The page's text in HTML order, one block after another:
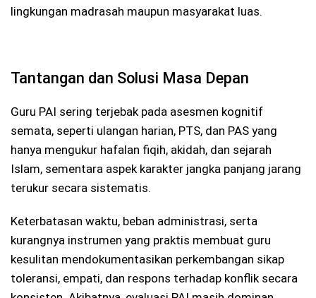
lingkungan madrasah maupun masyarakat luas.
Tantangan dan Solusi Masa Depan
Guru PAI sering terjebak pada asesmen kognitif
semata, seperti ulangan harian, PTS, dan PAS yang
hanya mengukur hafalan fiqih, akidah, dan sejarah
Islam, sementara aspek karakter jangka panjang jarang
terukur secara sistematis.
Keterbatasan waktu, beban administrasi, serta
kurangnya instrumen yang praktis membuat guru
kesulitan mendokumentasikan perkembangan sikap
toleransi, empati, dan respons terhadap konflik secara